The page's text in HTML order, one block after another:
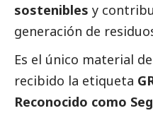
sostenibles y
generación de
Es el único material
recibido la etiqueta
Reconocido como